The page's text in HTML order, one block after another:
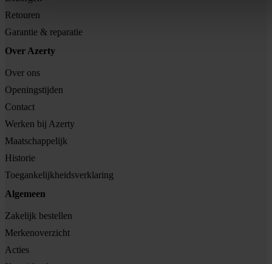
Retouren
Garantie & reparatie
Over Azerty
Over ons
Openingstijden
Contact
Werken bij Azerty
Maatschappelijk
Historie
Toegankelijkheidsverklaring
Algemeen
Zakelijk bestellen
Merkenoverzicht
Acties